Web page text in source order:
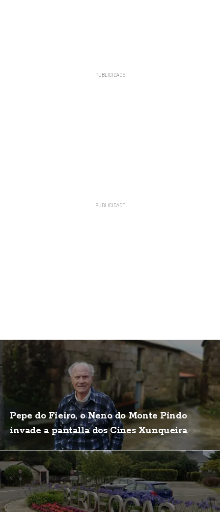
Pepe do Fieiro, o Neno do Monte Pindo
invade a pantalla dos Cines Xunqueira